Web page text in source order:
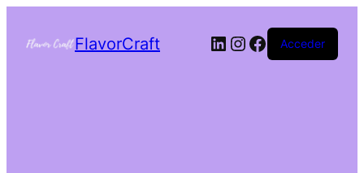
FlavorCraft Acceder